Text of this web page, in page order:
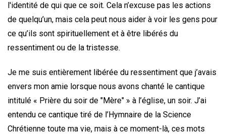
l'identité de qui que ce soit. Cela n’excuse pas les actions
de quelqu’un, mais cela peut nous aider à voir les gens pour
ce qu’ils sont spirituellement et à être libérés du
ressentiment ou de la tristesse.
Je me suis entièrement libérée du ressentiment que j’avais
envers mon amie lorsque nous avons chanté le cantique
intitulé « Prière du soir de "Mère" » à l’église, un soir. J’ai
entendu ce cantique tiré de l’Hymnaire de la Science
Chrétienne toute ma vie, mais à ce moment-là, ces mots